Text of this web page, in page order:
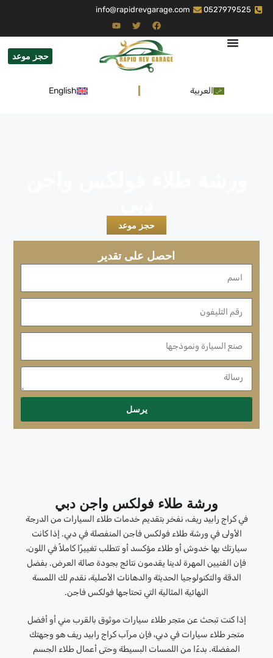
0527979525
info@rapidrevgarage.com
حجز موعد
العربية English
حجز موعد
احصل على تقدير
يرسل
ورشة طلاء فولكس واجن دبي
في كراج رابيد ريف، نفخر بتقديم خدمات طلاء السيارات من الدرجة
الأولى في ورشة طلاء فولكس فاجن المنفصلة في دبي. إذا كانت
سيارتك بها خدوش أو طلاء مؤكسد أو تتطلب تغييرًا كاملاً في اللون،
فإن الفنيين المهرة لدينا يقدمون نتائج بجودة صالة العرض. بفضل
الدقة والتكنولوجيا الحديثة والدهانات الأصلية، نقدم لك اللمسة
النهائية المثالية التي تحتاجها فولكس فاجن.
إذا كنت تبحث عن متجر طلاء سيارات موثوق بالقرب مني أو أفضل
متجر طلاء سيارات في دبي، فإن مرآب كراج رابيد ريف هو وجهتك
المفضلة. بدءًا من اللمسات البسيطة وحتى أعمال طلاء الجسم